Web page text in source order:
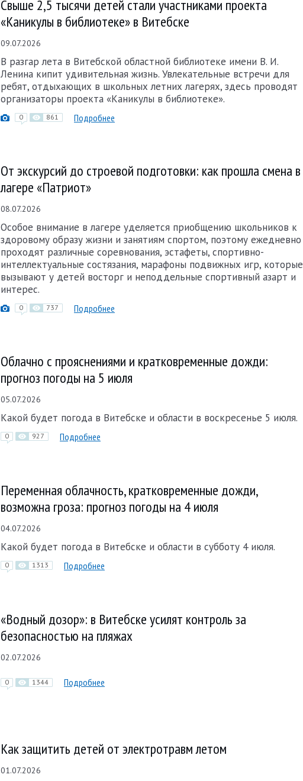
Свыше 2,5 тысячи детей стали участниками проекта
«Каникулы в библиотеке» в Витебске
09.07.2026
В разгар лета в Витебской областной библиотеке имени В. И.
Ленина кипит удивительная жизнь. Увлекательные встречи для
ребят, отдыхающих в школьных летних лагерях, здесь проводят
организаторы проекта «Каникулы в библиотеке».
0 861 Подробнее
От экскурсий до строевой подготовки: как прошла смена в
лагере «Патриот»
08.07.2026
Особое внимание в лагере уделяется приобщению школьников к
здоровому образу жизни и занятиям спортом, поэтому ежедневно
проходят различные соревнования, эстафеты, спортивно-
интеллектуальные состязания, марафоны подвижных игр, которые
вызывают у детей восторг и неподдельные спортивный азарт и
интерес.
0 737 Подробнее
Облачно с прояснениями и кратковременные дожди:
прогноз погоды на 5 июля
05.07.2026
Какой будет погода в Витебске и области в воскресенье 5 июля.
0 927 Подробнее
Переменная облачность, кратковременные дожди,
возможна гроза: прогноз погоды на 4 июля
04.07.2026
Какой будет погода в Витебске и области в субботу 4 июля.
0 1313 Подробнее
«Водный дозор»: в Витебске усилят контроль за
безопасностью на пляжах
02.07.2026
0 1344 Подробнее
Как защитить детей от электротравм летом
01.07.2026